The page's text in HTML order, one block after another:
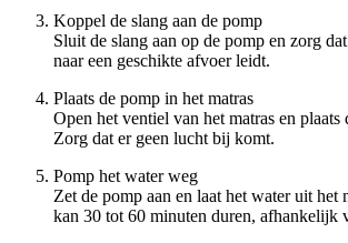
Koppel de slang aan de pomp
Sluit de slang aan op de pomp en zorg
naar een geschikte afvoer leidt.
Plaats de pomp in het matras
Open het ventiel van het matras en plaats
Zorg dat er geen lucht bij komt.
Pomp het water weg
Zet de pomp aan en laat het water uit het
kan 30 tot 60 minuten duren, afhankelijk